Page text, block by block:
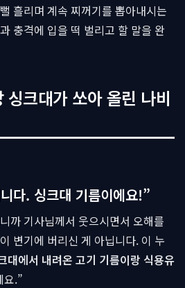
흘리며 계속 찌꺼기를 뽑아내시는
충격에 입을 떡 벌리고 할 말을 완
크대가 쏘아 올린 나비
다. 싱크대 기름이에요!”
까 기사님께서 웃으시면서 오해를
변기에 버리신 게 아닙니다. 이 누
대에서 내려온 고기 기름이랑 식용유
요.”